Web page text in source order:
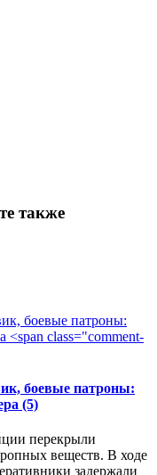
также
боевые патроны:
(5)
перекрыли
веществ. В ходе
задержали